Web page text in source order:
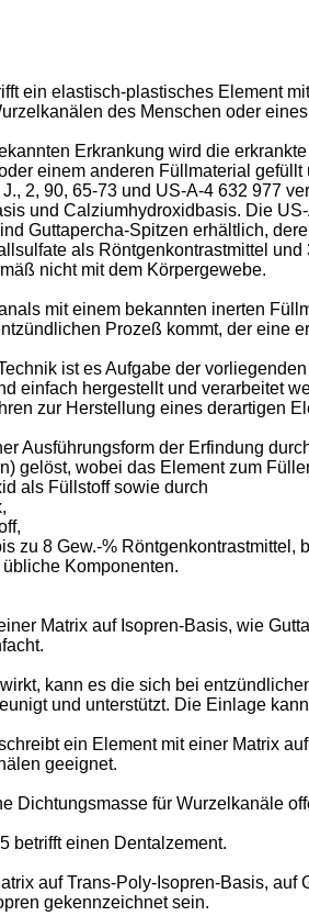
ein elastisch-plastisches Element
des Menschen oder
Erkrankung wird die
einem anderen Füllmaterial
2, 90, 65-73 und US-A-4 632 977
und Calziumhydroxidbasis. Die
Guttapercha-Spitzen erhältlich,
als Röntgenkontrastmittel
nicht mit dem Körpergewebe.
mit einem bekannten inerten
Prozeß kommt, der eine
ist es Aufgabe der
einfach hergestellt und verarbeitet
zur Herstellung eines derartigen
Ausführungsform der Erfindung
gelöst, wobei das Element zum
als Füllstoff sowie durch
zu 8 Gew.-% Röntgenkontrastmittel,
Komponenten.
Matrix auf Isopren-Basis, wie
kann es die sich bei
und unterstützt. Die Einlage
ein Element mit einer Matrix
geeignet.
Dichtungsmasse für Wurzelkanäle
betrifft einen Dentalzement.
auf Trans-Poly-Isopren-Basis,
gekennzeichnet sein.